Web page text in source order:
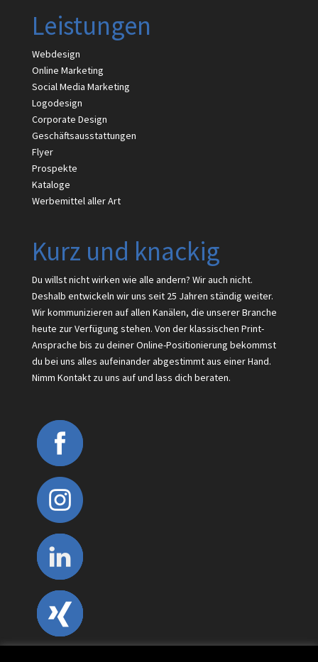
Leistungen
Webdesign
Online Marketing
Social Media Marketing
Logodesign
Corporate Design
Geschäftsausstattungen
Flyer
Prospekte
Kataloge
Werbemittel aller Art
Kurz und knackig
Du willst nicht wirken wie alle andern? Wir auch nicht.
Deshalb entwickeln wir uns seit 25 Jahren ständig weiter.
Wir kommunizieren auf allen Kanälen, die unserer Branche
heute zur Verfügung stehen. Von der klassischen Print-
Ansprache bis zu deiner Online-Positionierung bekommst
du bei uns alles aufeinander abgestimmt aus einer Hand.
Nimm Kontakt zu uns auf und lass dich beraten.